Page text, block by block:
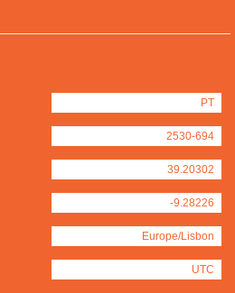
PT
2530-694
39.20302
-9.28226
Europe/Lisbon
UTC